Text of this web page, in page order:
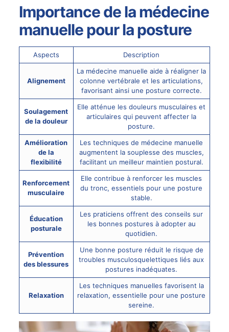
Importance de la médecine
manuelle pour la posture
Aspects Description
Alignement
La médecine manuelle aide à réaligner la
colonne vertébrale et les articulations,
favorisant ainsi une posture correcte.
Soulagement
de la douleur
Elle atténue les douleurs musculaires et
articulaires qui peuvent affecter la
posture.
Amélioration
de la
flexibilité
Les techniques de médecine manuelle
augmentent la souplesse des muscles,
facilitant un meilleur maintien postural.
Renforcement
musculaire
Elle contribue à renforcer les muscles
du tronc, essentiels pour une posture
stable.
Éducation
posturale
Les praticiens offrent des conseils sur
les bonnes postures à adopter au
quotidien.
Prévention
des blessures
Une bonne posture réduit le risque de
troubles musculosquelettiques liés aux
postures inadéquates.
Relaxation
Les techniques manuelles favorisent la
relaxation, essentielle pour une posture
sereine.